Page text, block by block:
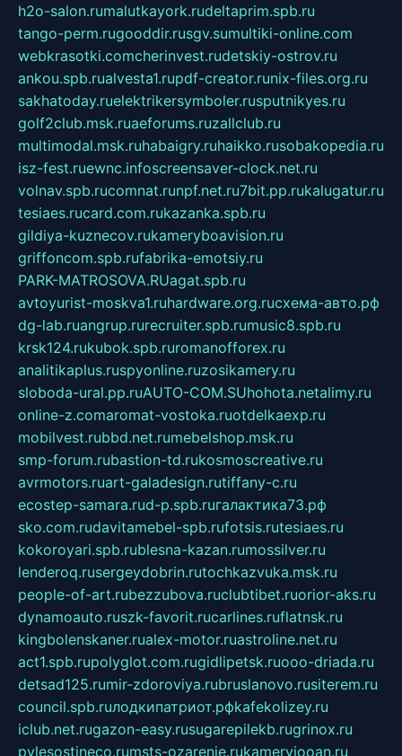
h2o-salon.rumalutkayork.rudeltaprim.spb.ru
tango-perm.rugooddir.rusgv.sumultiki-online.com
webkrasotki.comcherinvest.rudetskiy-ostrov.ru
ankou.spb.rualvesta1.rupdf-creator.runix-files.org.ru
sakhatoday.ruelektrikersymboler.rusputnikyes.ru
golf2club.msk.ruaeforums.ruzallclub.ru
multimodal.msk.ruhabaigry.ruhaikko.rusobakopedia.ru
isz-fest.ruewnc.infoscreensaver-clock.net.ru
volnav.spb.rucomnat.runpf.net.ru7bit.pp.rukalugatur.ru
tesiaes.rucard.com.rukazanka.spb.ru
gildiya-kuznecov.rukameryboavision.ru
griffoncom.spb.rufabrika-emotsiy.ru
PARK-MATROSOVA.RUagat.spb.ru
avtoyurist-moskva1.ruhardware.org.ruсхема-авто.рф
dg-lab.ruangrup.rurecruiter.spb.rumusic8.spb.ru
krsk124.rukubok.spb.ruromanofforex.ru
analitikaplus.ruspyonline.ruzosikamery.ru
sloboda-ural.pp.ruAUTO-COM.SUhohota.netalimy.ru
online-z.comaromat-vostoka.ruotdelkaexp.ru
mobilvest.rubbd.net.rumebelshop.msk.ru
smp-forum.rubastion-td.rukosmoscreative.ru
avrmotors.ruart-galadesign.rutiffany-c.ru
ecostep-samara.rud-p.spb.ruгалактика73.рф
sko.com.rudavitamebel-spb.rufotsis.rutesiaes.ru
kokoroyari.spb.rublesna-kazan.rumossilver.ru
lenderoq.rusergeydobrin.rutochkazvuka.msk.ru
people-of-art.rubezzubova.ruclubtibet.ruorior-aks.ru
dynamoauto.ruszk-favorit.rucarlines.ruflatnsk.ru
kingbolenskaner.rualex-motor.ruastroline.net.ru
act1.spb.rupolyglot.com.rugidlipetsk.ruooo-driada.ru
detsad125.rumir-zdoroviya.rubruslanovo.rusiterem.ru
council.spb.ruлодкипатриот.рфkafekolizey.ru
iclub.net.rugazon-easy.rusugarepilekb.rugrinox.ru
pylesostineco.rumsts-ozarenie.rukameryjooan.ru